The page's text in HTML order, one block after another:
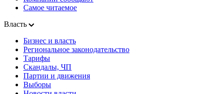
Самое читаемое
Власть
Бизнес и власть
Региональное законодательство
Тарифы
Скандалы, ЧП
Партии и движения
Выборы